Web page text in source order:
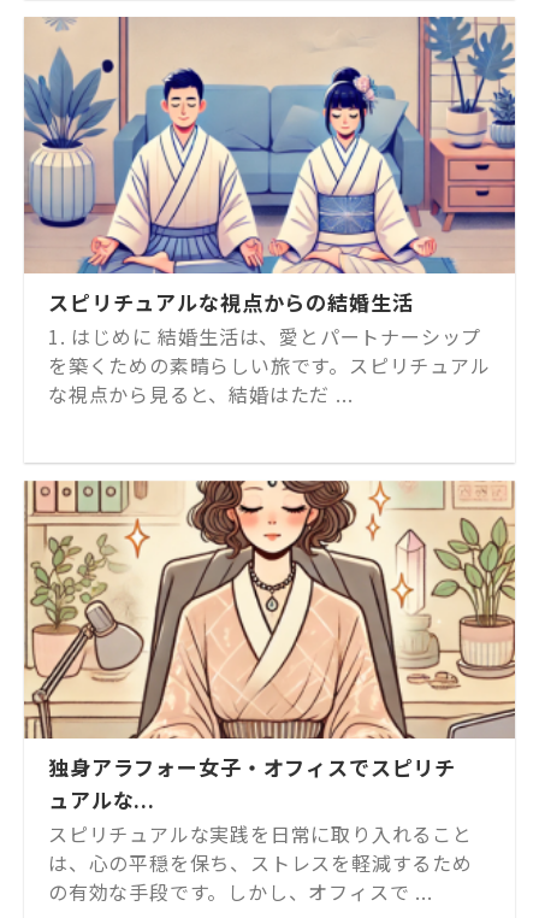
スピリチュアルな視点からの結婚生活
1. はじめに 結婚生活は、愛とパートナーシップ
を築くための素晴らしい旅です。スピリチュアル
な視点から見ると、結婚はただ ...
独身アラフォー女子・オフィスでスピリチ
ュアルな...
スピリチュアルな実践を日常に取り入れること
は、心の平穏を保ち、ストレスを軽減するため
の有効な手段です。しかし、オフィスで ...